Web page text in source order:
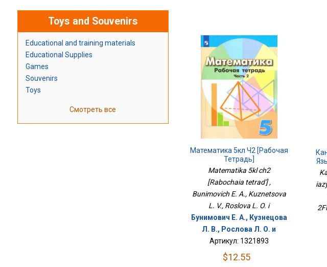
Toys and Souvenirs
Educational and training materials
Educational Supplies
Games
Souvenirs
Toys
Смотреть все
Математика 5кл Ч2 [Рабочая
Тетрадь]
Matematika 5kl ch2
[Rabochaia tetrad'] ,
Bunimovich E. A., Kuznetsova
L. V., Roslova L. O. i
Бунимович Е. А., Кузнецова
Л. В., Рослова Л. О. и
Артикул: 1321893
$12.55